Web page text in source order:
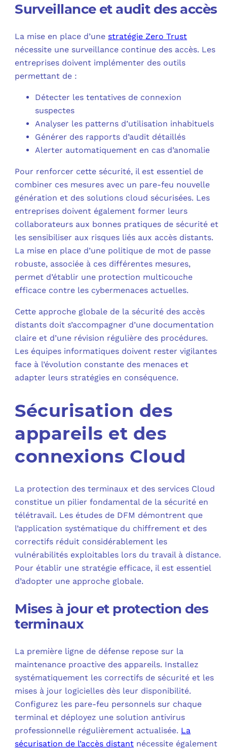
Surveillance et audit des accès
La mise en place d’une stratégie Zero Trust
nécessite une surveillance continue des accès. Les
entreprises doivent implémenter des outils
permettant de :
Détecter les tentatives de connexion
suspectes
Analyser les patterns d’utilisation inhabituels
Générer des rapports d’audit détaillés
Alerter automatiquement en cas d’anomalie
Pour renforcer cette sécurité, il est essentiel de
combiner ces mesures avec un pare-feu nouvelle
génération et des solutions cloud sécurisées. Les
entreprises doivent également former leurs
collaborateurs aux bonnes pratiques de sécurité et
les sensibiliser aux risques liés aux accès distants.
La mise en place d’une politique de mot de passe
robuste, associée à ces différentes mesures,
permet d’établir une protection multicouche
efficace contre les cybermenaces actuelles.
Cette approche globale de la sécurité des accès
distants doit s’accompagner d’une documentation
claire et d’une révision régulière des procédures.
Les équipes informatiques doivent rester vigilantes
face à l’évolution constante des menaces et
adapter leurs stratégies en conséquence.
Sécurisation des
appareils et des
connexions Cloud
La protection des terminaux et des services Cloud
constitue un pilier fondamental de la sécurité en
télétravail. Les études de DFM démontrent que
l’application systématique du chiffrement et des
correctifs réduit considérablement les
vulnérabilités exploitables lors du travail à distance.
Pour établir une stratégie efficace, il est essentiel
d’adopter une approche globale.
Mises à jour et protection des
terminaux
La première ligne de défense repose sur la
maintenance proactive des appareils. Installez
systématiquement les correctifs de sécurité et les
mises à jour logicielles dès leur disponibilité.
Configurez les pare-feu personnels sur chaque
terminal et déployez une solution antivirus
professionnelle régulièrement actualisée. La
sécurisation de l’accès distant nécessite également